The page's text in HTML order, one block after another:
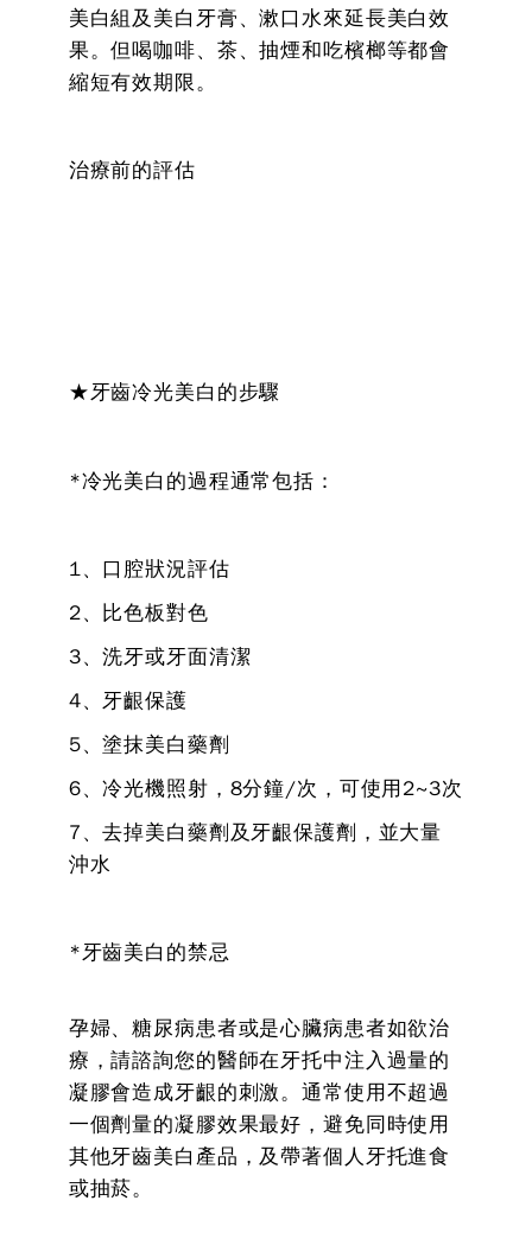
美白組及美白牙膏、漱口水來延長美白效
果。但喝咖啡、茶、抽煙和吃檳榔等都會
縮短有效期限。
治療前的評估
★牙齒冷光美白的步驟
*冷光美白的過程通常包括：
1、口腔狀況評估
2、比色板對色
3、洗牙或牙面清潔
4、牙齦保護
5、塗抹美白藥劑
6、冷光機照射，8分鐘/次，可使用2~3次
7、去掉美白藥劑及牙齦保護劑，並大量
沖水
*牙齒美白的禁忌
孕婦、糖尿病患者或是心臟病患者如欲治
療，請諮詢您的醫師在牙托中注入過量的
凝膠會造成牙齦的刺激。通常使用不超過
一個劑量的凝膠效果最好，避免同時使用
其他牙齒美白產品，及帶著個人牙托進食
或抽菸。